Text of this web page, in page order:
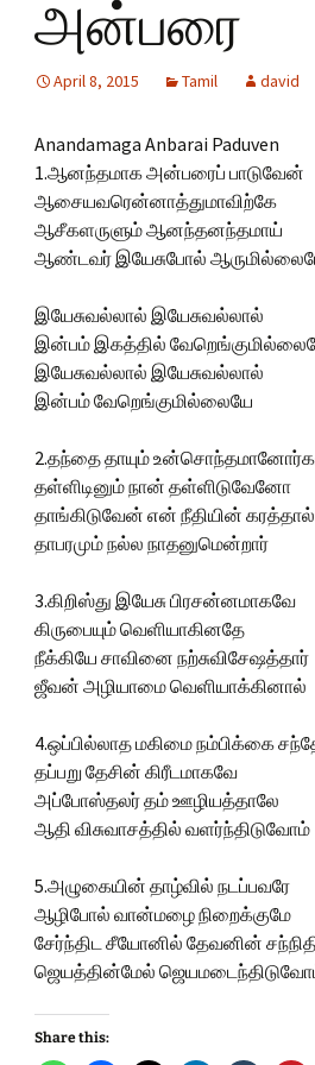
Hindi Songs
English Songs
அன்பரை
April 8, 2015 Tamil david
Anandamaga Anbarai Paduven
1.ஆனந்தமாக அன்பரைப் பாடுவேன்
ஆசையவரென்னாத்துமாவிற்கே
ஆசீகளருளும் ஆனந்தனந்தமாய்
ஆண்டவர் இயேசுபோல்
இயேசுவல்லால் இயேசுவல்லால்
இன்பம் இகத்தில்
இயேசுவல்லால் இயேசுவல்லால்
இன்பம் வேறெங்குமில்லையே
2.தந்தை தாயும்
தள்ளிடினும் நான் தள்ளிடுவேனோ
தாங்கிடுவேன் என் நீதியின் கரத்தால்
தாபரமும் நல்ல நாதனுமென்றார்
3.கிறிஸ்து இயேசு பிரசன்னமாகவே
கிருபையும் வெளியாகினதே
நீக்கியே சாவினை நற்சுவிசேஷத்தார்
ஜீவன் அழியாமை வெளியாக்கினால்
4.ஒப்பில்லாத மகிமை நம்பிக்கை
தப்பறு தேசின் கிரீடமாகவே
அப்போஸ்தலர் தம் ஊழியத்தாலே
ஆதி விசுவாசத்தில் வளர்ந்திடுவோம்
5.அழுகையின் தாழ்வில் நடப்பவரே
ஆழிபோல் வான்மழை நிறைக்குமே
சேர்ந்திட சீயோனில் தேவனின்
ஜெயத்தின்மேல்
Share this: